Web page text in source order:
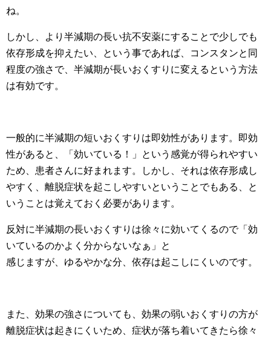
ね。
しかし、より半減期の長い抗不安薬にすることで少しでも
依存形成を抑えたい、という事であれば、コンスタンと同
程度の強さで、半減期が長いおくすりに変えるという方法
は有効です。
一般的に半減期の短いおくすりは即効性があります。即効
性があると、「効いている！」という感覚が得られやすい
ため、患者さんに好まれます。しかし、それは依存形成し
やすく、離脱症状を起こしやすいということでもある、と
いうことは覚えておく必要があります。
反対に半減期の長いおくすりは徐々に効いてくるので「効
いているのかよく分からないなぁ」と
感じますが、ゆるやかな分、依存は起こしにくいのです。
また、効果の強さについても、効果の弱いおくすりの方が
離脱症状は起きにくいため、症状が落ち着いてきたら徐々